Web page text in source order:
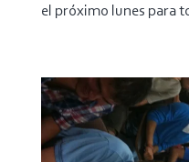
el próximo lunes para